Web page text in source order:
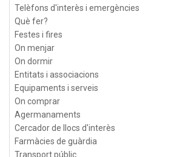
Telèfons d'interès i emergències
Què fer?
Festes i fires
On menjar
On dormir
Entitats i associacions
Equipaments i serveis
On comprar
Agermanaments
Cercador de llocs d'interès
Farmàcies de guàrdia
Transport públic